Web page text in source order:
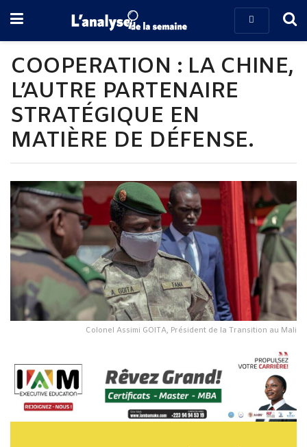
COOPERATION : LA CHINE,
L’AUTRE PARTENAIRE
STRATÉGIQUE EN
MATIÈRE DE DÉFENSE.
Colonel Assimi GOITA, Président de la Transition au Mali